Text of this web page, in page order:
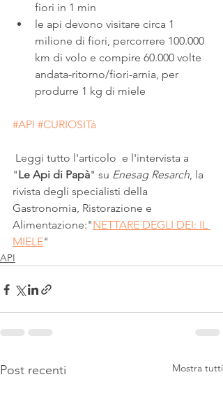
fiori in 1 min
le api devono visitare circa 1
milione di fiori, percorrere 100.000
km di volo e compire 60.000 volte
andata-ritorno/fiori-arnia, per
produrre 1 kg di miele
#API #CURIOSITà
"Le Api di Papà" su Enesag Resarch, la
rivista degli specialisti della
Gastronomia, Ristorazione e
Alimentazione:"NETTARE DEGLI DEI: IL
MIELE"
API
Post recenti Mostra tutti